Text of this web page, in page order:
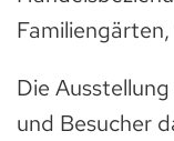
Die
und Besucher